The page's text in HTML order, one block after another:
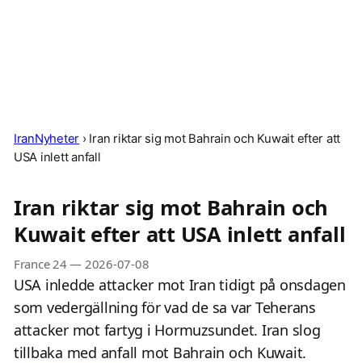
IranNyheter › Iran riktar sig mot Bahrain och Kuwait efter att
USA inlett anfall
Iran riktar sig mot Bahrain och
Kuwait efter att USA inlett anfall
France 24— 2026-07-08
USA inledde attacker mot Iran tidigt på onsdagen
som vedergällning för vad de sa var Teherans
attacker mot fartyg i Hormuzsundet. Iran slog
tillbaka med anfall mot Bahrain och Kuwait.